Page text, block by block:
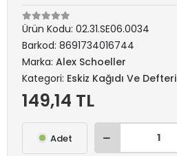
Ürün Kodu: 02.31.SE06.0034
Barkod: 8691734016744
Marka: Alex Schoeller
Kategori: Eskiz Kağıdı Ve Defteri
149,14 TL
Adet